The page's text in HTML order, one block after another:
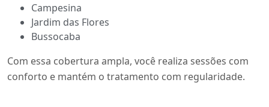
Campesina
Jardim das Flores
Bussocaba
Com essa cobertura ampla, você realiza sessões com
conforto e mantém o tratamento com regularidade.